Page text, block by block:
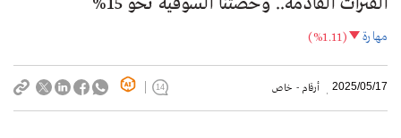
مهارة (%1.11)
2025/05/17 أرقام - خاص 14